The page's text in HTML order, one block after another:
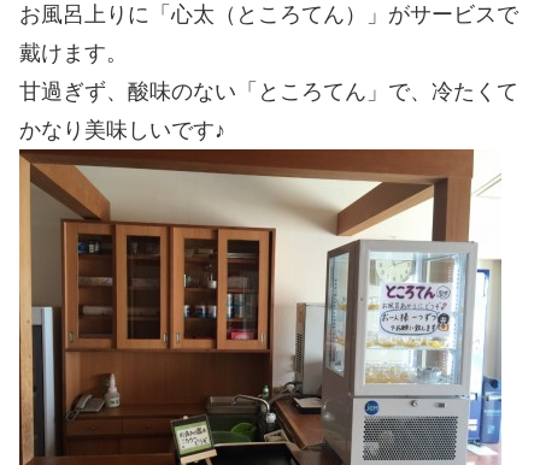
お風呂上りに「心太（ところてん）」がサービスで
戴けます。
甘過ぎず、酸味のない「ところてん」で、冷たくて
かなり美味しいです♪